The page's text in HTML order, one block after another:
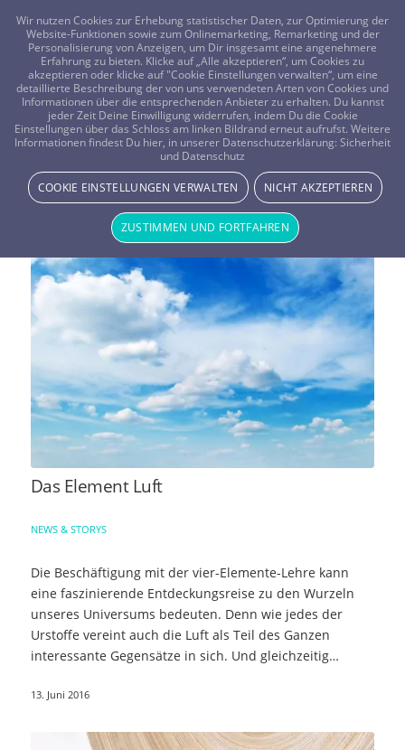
FRAGEN? KOSTENLOS ANRUFEN: 0800-8478266
Schlagwortarchiv für: Indien
Das Element Luft
NEWS & STORYS
Die Beschäftigung mit der vier-Elemente-Lehre kann
eine faszinierende Entdeckungsreise zu den Wurzeln
unseres Universums bedeuten. Denn wie jedes der
Urstoffe vereint auch die Luft als Teil des Ganzen
interessante Gegensätze in sich. Und gleichzeitig…
13. Juni 2016
Wir nutzen Cookies zur Erhebung statistischer Daten, zur Optimierung der
Website-Funktionen sowie zum Onlinemarketing, Remarketing und der
Personalisierung von Anzeigen, um Dir insgesamt eine angenehmere
Erfahrung zu bieten. Klicke auf „Alle akzeptieren“, um Cookies zu
akzeptieren oder klicke auf "Cookie Einstellungen verwalten“, um eine
detaillierte Beschreibung der von uns verwendeten Arten von Cookies und
Informationen über die entsprechenden Anbieter zu erhalten. Du kannst
jeder Zeit Deine Einwilligung widerrufen, indem Du die Cookie
Einstellungen über das Schloss am linken Bildrand erneut aufrufst. Weitere
Informationen findest Du hier, in unserer Datenschutzerklärung: Sicherheit
und Datenschutz
COOKIE EINSTELLUNGEN VERWALTEN NICHT AKZEPTIEREN
ZUSTIMMEN UND FORTFAHREN